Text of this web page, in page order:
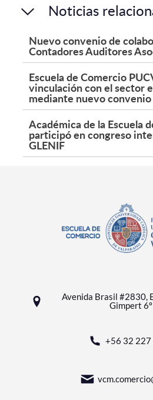
Noticias
Nuevo convenio de
Contadores Auditores
Escuela de Comercio
vinculación con el sector
mediante nuevo
Académica de la Escuela
participó en congreso
GLENIF
Avenida Brasil #2830,
Gimpert
+56 32 227